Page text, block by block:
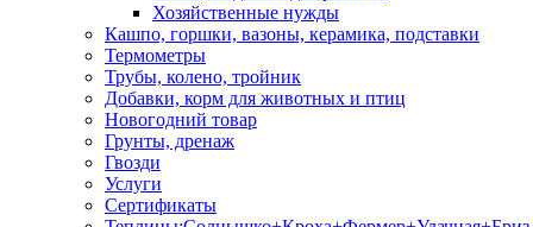
Хозяйственные нужды
Кашпо, горшки, вазоны, керамика, подставки
Термометры
Трубы, колено, тройник
Добавки, корм для животных и птиц
Новогодний товар
Грунты, дренаж
Гвозди
Услуги
Сертификаты